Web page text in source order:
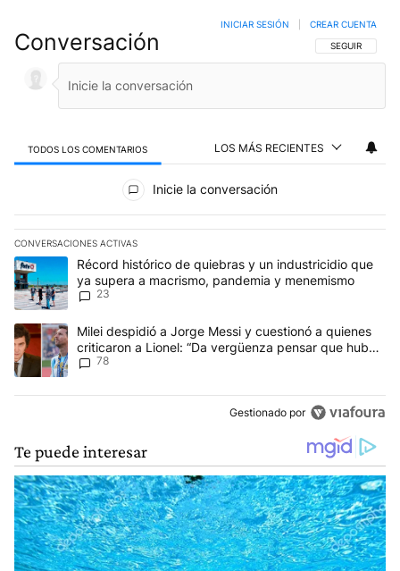
Conversación SIGA ESTA
SEGUIR
INICIAR SESIÓN CREAR CUENTA
TODOS LOS COMENTARIOS LOS MÁS RECIENTES
Inicie la conversación
CONVERSACIONES ACTIVAS
Este listado muestra los artículos con más comentarios en los
Un artículo de tendencia con el título "Récord histórico de
Récord histórico de quiebras y un industricidio que
ya supera a macrismo, pandemia y menemismo
23
Un artículo de tendencia con el título "Milei despidió a Jorge
Milei despidió a Jorge Messi y cuestionó a quienes
criticaron a Lionel: “Da vergüenza pensar que hubo
anti-Messi”
78
Gestionado por